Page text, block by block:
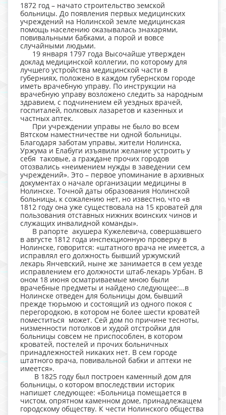
1872 год – начато строительство земской
больницы. До появления первых медицинских
учреждений на Нолинской земле медицинская
помощь населению оказывалась знахарями,
повивальными бабками, а порой и вовсе
случайными людьми.
19 января 1797 года Высочайше утвержден
доклад медицинской коллегии, по которому для
лучшего устройства медицинской части в
губерниях, положено в каждом губернском городе
иметь врачебную управу. По инструкции на
врачебную управу возложено следить за народным
здравием, с подчинением ей уездных врачей,
госпиталей, полковых лазаретов и казенных и
частных аптек.
При учреждении управы не было во всем
Вятском наместничестве ни одной больницы.
Благодаря заботам управы, жители Нолинска,
Уржума и Елабуги изъявили желание устроить у
себя таковые, а граждане прочих городов
отозвались «неимением нужды в заведении сем
учреждений». Это – первое упоминание в архивных
документах о начале организации медицины в
Нолинске. Точной даты образования Нолинской
больницы, к сожалению нет, но известно, что «в
1812 году она уже существовала на 15 кроватей для
пользования отставных нижних воинских чинов и
служащих инвалидной команды».
В рапорте акушера Кужелевича, совершавшего
в августе 1812 года инспекционную проверку в
Нолинске, говорится: «штатного врача не имеется, а
исправлял его должность бывший уржумский
лекарь Янчевский, ныне же занимается в сем уезде
исправлением его должности штаб-лекарь Урбан. В
оном 18 июня осматриваемые мною были
врачебные предметы и найдено следующее:…в
Нолинске отведен для больницы дом, бывший
прежде тюрьмою и состоящий из одного покоя с
перегородкою, в котором не более шести кроватей
поместиться может. Сей дом по причине тесноты,
низменности потолков и худой отстройки для
больницы совсем не приспособлен, в котором
кроватей, постелей и прочих больничных
принадлежностей никаких нет. В сем городе
штатного врача, повивальной бабки и аптеки не
имеется».
В 1825 году был построен каменный дом для
больницы, о котором впоследствии историк
напишет следующее: «Больница помещается в
чистом, опрятном каменном доме, принадлежащем
городскому обществу. К чести Нолинского общества